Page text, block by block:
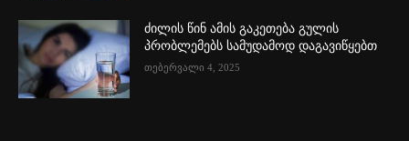
ძილის წინ ამის გაკეთება გულის
პრობლემებს სამუდამოდ დაგავიწყებთ
თებერვალი 4, 2025